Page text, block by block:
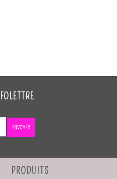
ENVOYER
PRODUITS